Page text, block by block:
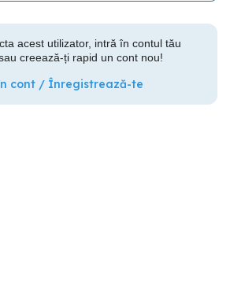
acest utilizator, intră în contul tău
creează-ți rapid un cont nou!
cont / Înregistrează-te